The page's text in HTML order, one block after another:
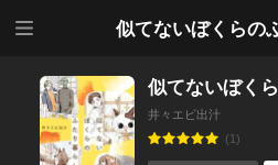
似てないぼくらの
似てないぼく
井々エビ出汁
(1)